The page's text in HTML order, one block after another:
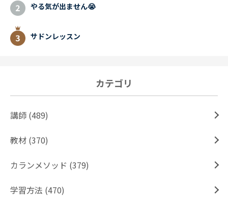
やる気が出ません😭
サドンレッスン
カテゴリ
講師 (489)
教材 (370)
カランメソッド (379)
学習方法 (470)